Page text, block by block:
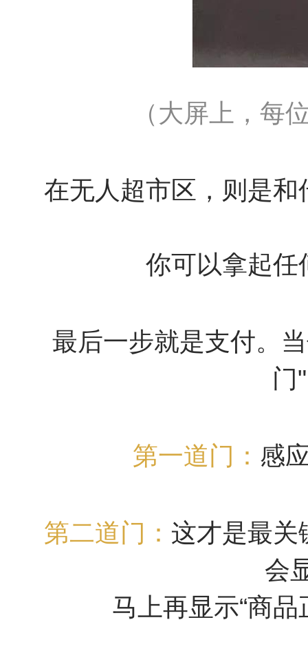
（大屏上，每
在无人超市区，则是
你可以拿起任
最后一步就是支付。
门
第一道门： 感
第二道门： 这才是最关
会
马上再显示“商